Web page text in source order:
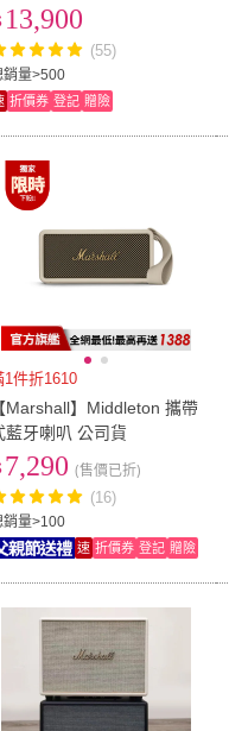
銷量>500
13,900
(55)
折價券 登記 贈險
1件折1610
Marshall】Middleton 攜帶
藍牙喇叭 公司貨
銷量>100
7,290 (售價已折)
(16)
速 折價券 登記 贈險